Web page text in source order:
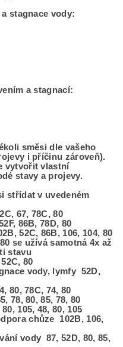
stagnace vody:
a stagnací:
směsi dle vašeho
i příčinu zároveň).
vytvořit vlastní
stavy a projevy.
střídat v uvedeném
67, 78C, 80
86B, 78D, 80
52C, 86B, 106, 104, 80
se užívá samotná 4x až
stavu
80
vody, lymfy 52D,
80, 78C, 74, 80
78, 80, 85, 78, 80
105, 48, 80, 105
chůze 102B, 106,
vody 87, 52D, 80, 85,